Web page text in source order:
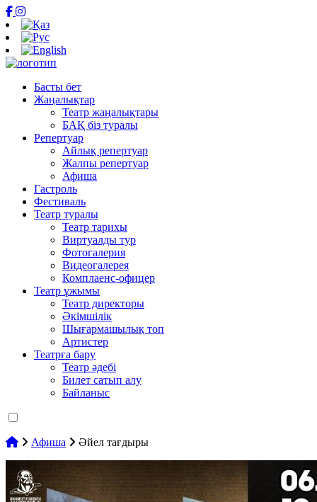
Басты бет
Жаңалықтар
Театр жаңалықтары
БАҚ біз туралы
Репертуар
Айлық репертуар
Жалпы репертуар
Афиша
Гастроль
Фестиваль
Театр туралы
Театр тарихы
Виртуалды тур
Фотогалерия
Видеогалерея
Комплаенс-офицер
Театр ұжымы
Театр директоры
Әкімшілік
Шығармашылық топ
Артистер
Театрға бару
Театр әдебі
Билет сатып алу
Байланыс
Афиша Әйел тағдыры